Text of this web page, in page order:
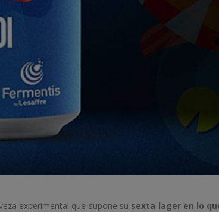
experimental que supone su sexta lager en lo